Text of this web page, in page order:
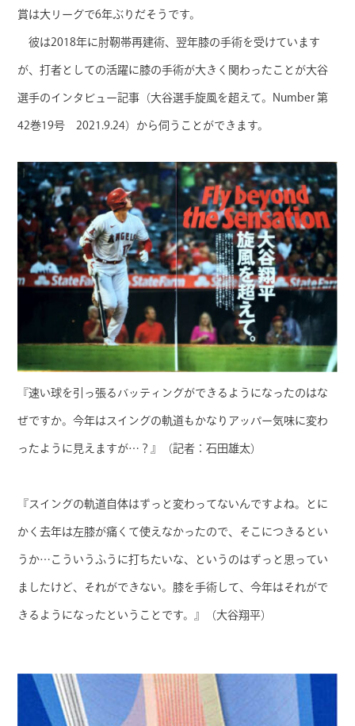
賞は大リーグで6年ぶりだそうです。
彼は2018年に肘靭帯再建術、翌年膝の手術を受けています
が、打者としての活躍に膝の手術が大きく関わったことが大谷
選手のインタビュー記事（大谷選手旋風を超えて。Number 第
42巻19号 2021.9.24）から伺うことができます。
『速い球を引っ張るバッティングができるようになったのはな
ぜですか。今年はスイングの軌道もかなりアッパー気味に変わ
ったように見えますが…？』（記者：石田雄太）
『スイングの軌道自体はずっと変わってないんですよね。とに
かく去年は左膝が痛くて使えなかったので、そこにつきるとい
うか…こういうふうに打ちたいな、というのはずっと思ってい
ましたけど、それができない。膝を手術して、今年はそれがで
きるようになったということです。』（大谷翔平）